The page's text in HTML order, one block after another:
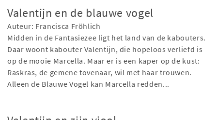
Valentijn en de blauwe vogel
Auteur: Francisca Fröhlich
Midden in de Fantasiezee ligt het land van de kabouters.
Daar woont kabouter Valentijn, die hopeloos verliefd is
op de mooie Marcella. Maar er is een kaper op de kust:
Raskras, de gemene tovenaar, wil met haar trouwen.
Alleen de Blauwe Vogel kan Marcella redden...